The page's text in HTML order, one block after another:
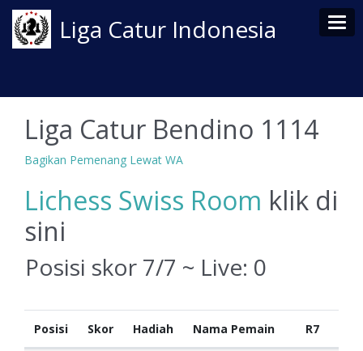
Liga Catur Indonesia
Liga Catur Bendino 1114
Bagikan Pemenang Lewat WA
Lichess Swiss Room klik di
sini
Posisi skor 7/7 ~ Live: 0
Posisi Skor Hadiah Nama Pemain R7